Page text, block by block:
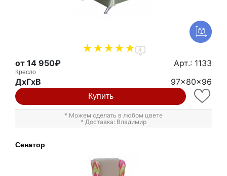
4
от 14 950₽ Арт.: 1133
Кресло
ДxГxВ 97x80x96
Купить
* Можем сделать в любом цвете
* Доставка: Владимир
Сенатор